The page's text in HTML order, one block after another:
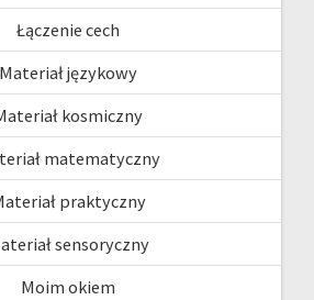
Łączenie cech
Materiał językowy
kosmiczny
matematyczny
praktyczny
sensoryczny
Moim okiem